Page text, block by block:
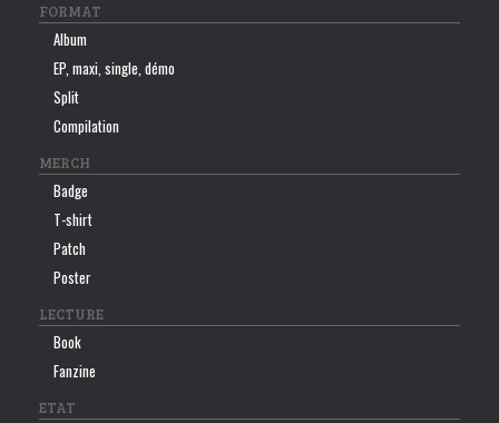
FORMAT
Album
EP, maxi, single, démo
Split
Compilation
MERCH
Badge
T-shirt
Patch
Poster
LECTURE
Book
Fanzine
ETAT